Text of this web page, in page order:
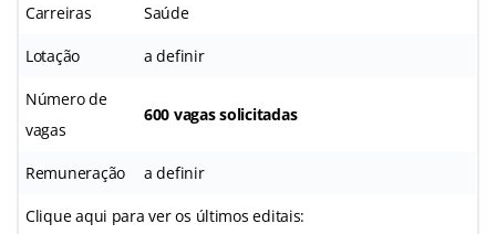
Carreiras Saúde
Lotação a definir
Número de
vagas
600 vagas solicitadas
Remuneração a definir
Clique aqui para ver os últimos editais: